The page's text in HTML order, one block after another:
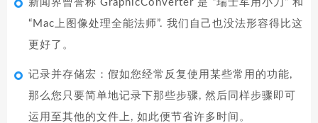
新闻界曾誉称 GraphicConverter 是 “瑞士军用小刀” 和
“Mac上图像处理全能法师”. 我们自己也没法形容得比这
更好了。
记录并存储宏：假如您经常反复使用某些常用的功能,
那么您只要简单地记录下那些步骤, 然后同样步骤即可
运用至其他的文件上, 如此便节省许多时间。